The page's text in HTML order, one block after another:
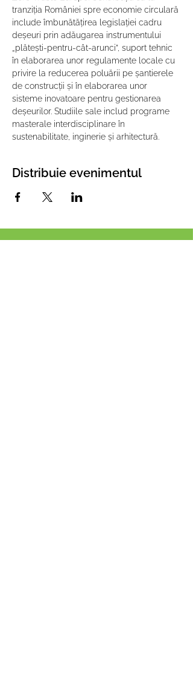
tranziția României spre economie circulară
include îmbunătățirea legislației cadru
deșeuri prin adăugarea instrumentului
„plătești-pentru-cât-arunci”, suport tehnic
în elaborarea unor regulamente locale cu
privire la reducerea poluării pe șantierele
de construcții și în elaborarea unor
sisteme inovatoare pentru gestionarea
deșeurilor. Studiile sale includ programe
masterale interdisciplinare în
sustenabilitate, inginerie și arhitectură.
Distribuie evenimentul